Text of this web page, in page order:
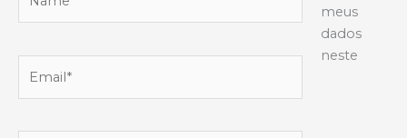
meus
dados
neste